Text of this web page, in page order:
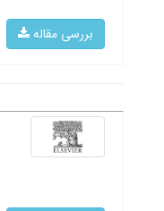
بررسی مقاله